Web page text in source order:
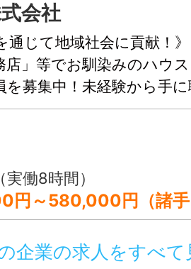
会社
通じて地域社会に貢献！
店」等でお馴染みのハウ
を募集中！未経験から手
経験を活かしてキャリア
ワークライフバランスを
場です。
働8時間）
円（諸手当込み） ※入社から
企業の求人をすべて